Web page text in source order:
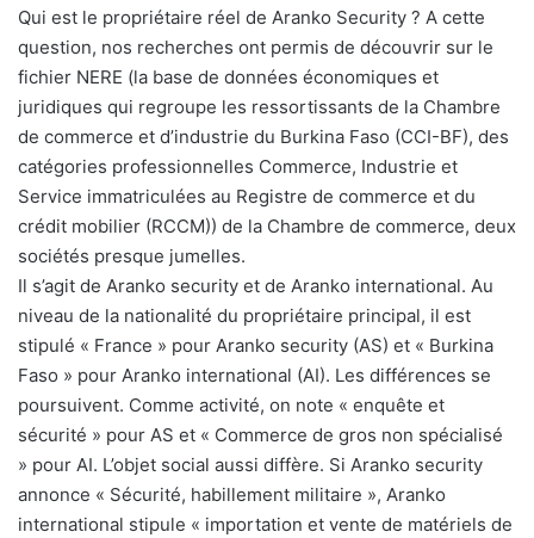
Qui est le propriétaire réel de Aranko Security ? A cette
question, nos recherches ont permis de découvrir sur le
fichier NERE (la base de données économiques et
juridiques qui regroupe les ressortissants de la Chambre
de commerce et d’industrie du Burkina Faso (CCI-BF), des
catégories professionnelles Commerce, Industrie et
Service immatriculées au Registre de commerce et du
crédit mobilier (RCCM)) de la Chambre de commerce, deux
sociétés presque jumelles.
Il s’agit de Aranko security et de Aranko international. Au
niveau de la nationalité du propriétaire principal, il est
stipulé « France » pour Aranko security (AS) et « Burkina
Faso » pour Aranko international (AI). Les différences se
poursuivent. Comme activité, on note « enquête et
sécurité » pour AS et « Commerce de gros non spécialisé
» pour AI. L’objet social aussi diffère. Si Aranko security
annonce « Sécurité, habillement militaire », Aranko
international stipule « importation et vente de matériels de